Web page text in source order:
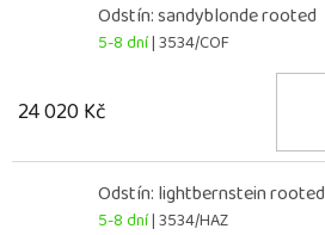
Odstín: sandyblonde rooted
5-8 dní| 3534/COF
24 020 Kč
Odstín: lightbernstein rooted
5-8 dní| 3534/HAZ